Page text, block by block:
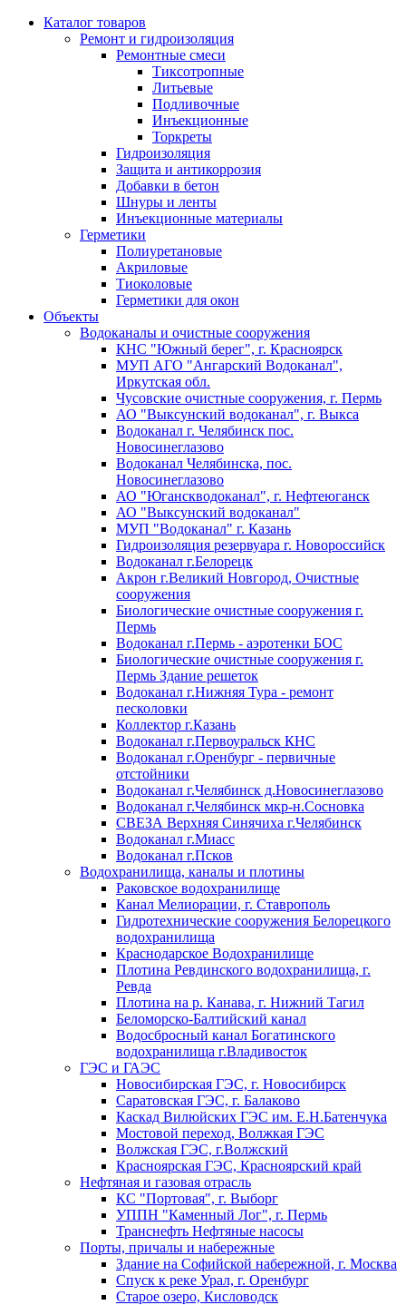
Каталог товаров
Ремонт и гидроизоляция
Ремонтные смеси
Тиксотропные
Литьевые
Подливочные
Инъекционные
Торкреты
Гидроизоляция
Защита и антикоррозия
Добавки в бетон
Шнуры и ленты
Инъекционные материалы
Герметики
Полиуретановые
Акриловые
Тиоколовые
Герметики для окон
Объекты
Водоканалы и очистные сооружения
КНС "Южный берег", г. Красноярск
МУП АГО "Ангарский Водоканал",
Иркутская обл.
Чусовские очистные сооружения, г. Пермь
АО "Выксунский водоканал", г. Выкса
Водоканал г. Челябинск пос.
Новосинеглазово
Водоканал Челябинска, пос.
Новосинеглазово
АО "Юганскводоканал", г. Нефтеюганск
АО "Выксунский водоканал"
МУП "Водоканал" г. Казань
Гидроизоляция резервуара г. Новороссийск
Водоканал г.Белорецк
Акрон г.Великий Новгород, Очистные
сооружения
Биологические очистные сооружения г.
Пермь
Водоканал г.Пермь - аэротенки БОС
Биологические очистные сооружения г.
Пермь Здание решеток
Водоканал г.Нижняя Тура - ремонт
песколовки
Коллектор г.Казань
Водоканал г.Первоуральск КНС
Водоканал г.Оренбург - первичные
отстойники
Водоканал г.Челябинск д.Новосинеглазово
Водоканал г.Челябинск мкр-н.Сосновка
СВЕЗА Верхняя Синячиха г.Челябинск
Водоканал г.Миасс
Водоканал г.Псков
Водохранилища, каналы и плотины
Раковское водохранилище
Канал Мелиорации, г. Ставрополь
Гидротехнические сооружения Белорецкого
водохранилища
Краснодарское Водохранилище
Плотина Ревдинского водохранилища, г.
Ревда
Плотина на р. Канава, г. Нижний Тагил
Беломорско-Балтийский канал
Водосбросный канал Богатинского
водохранилища г.Владивосток
ГЭС и ГАЭС
Новосибирская ГЭС, г. Новосибирск
Саратовская ГЭС, г. Балаково
Каскад Вилюйских ГЭС им. Е.Н.Батенчука
Мостовой переход, Волжкая ГЭС
Волжская ГЭС, г.Волжский
Красноярская ГЭС, Красноярский край
Нефтяная и газовая отрасль
КС "Портовая", г. Выборг
УППН "Каменный Лог", г. Пермь
Транснефть Нефтяные насосы
Порты, причалы и набережные
Здание на Софийской набережной, г. Москва
Спуск к реке Урал, г. Оренбург
Старое озеро, Кисловодск